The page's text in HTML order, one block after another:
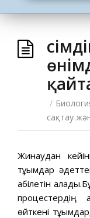
/
сақтау
Жинаудан
тұқымдар
қабілетін
процестердің
өйткені